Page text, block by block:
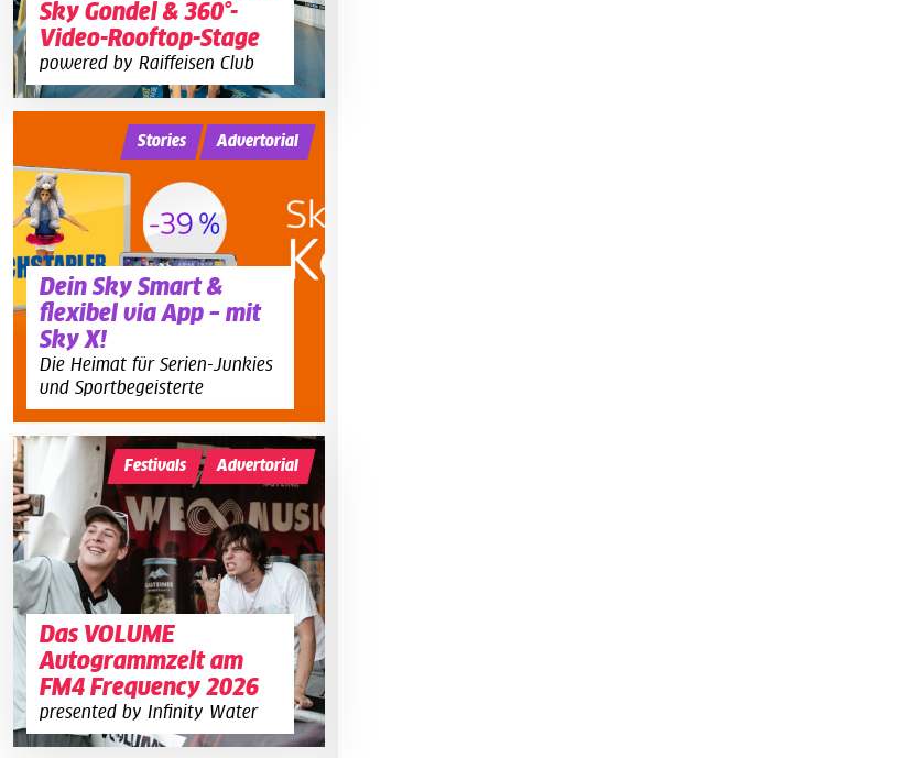
Sky Gondel & 360°-
Video-Rooftop-Stage
powered by Raiffeisen Club
Dein Sky Smart &
flexibel via App – mit
Sky X!
Die Heimat für Serien-Junkies
und Sportbegeisterte
Stories Advertorial
Das VOLUME
Autogrammzelt am
FM4 Frequency 2026
presented by Infinity Water
Festivals Advertorial